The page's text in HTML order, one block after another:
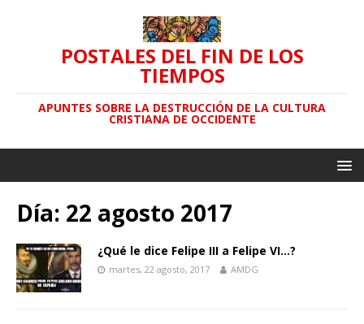
POSTALES DEL FIN DE LOS
TIEMPOS
APUNTES SOBRE LA DESTRUCCIÓN DE LA CULTURA
CRISTIANA DE OCCIDENTE
Día: 22 agosto 2017
¿Qué le dice Felipe III a Felipe VI…?
martes, 22 agosto, 2017 AMDG